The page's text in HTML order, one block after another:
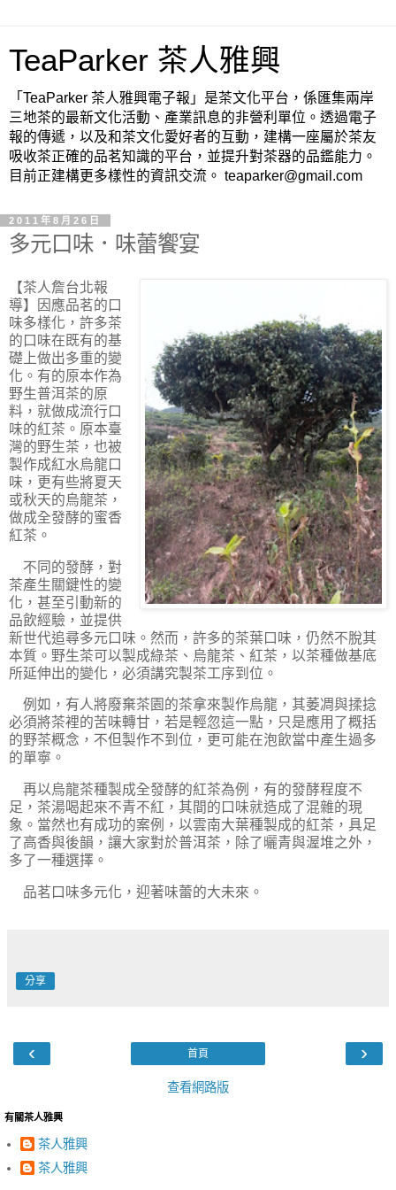
TeaParker 茶人雅興
「TeaParker 茶人雅興電子報」是茶文化平台，係匯集兩岸
三地茶的最新文化活動、產業訊息的非營利單位。透過電子
報的傳遞，以及和茶文化愛好者的互動，建構一座屬於茶友
吸收茶正確的品茗知識的平台，並提升對茶器的品鑑能力。
目前正建構更多樣性的資訊交流。 teaparker@gmail.com
2011年8月26日
多元口味．味蕾饗宴
【茶人詹台北報
導】
因應品茗的口
味多樣化，許多茶
的口味在既有的基
礎上做出多重的變
化。有的原本作為
野生普洱茶的原
料，就做成流行口
味的紅茶。原本臺
灣的野生茶，也被
製作成紅水烏龍口
味，更有些將夏天
或秋天的烏龍茶，
做成全發酵的蜜香
紅茶。
不同的發酵，對
茶產生關鍵性的變
化，甚至引動新的
品飲經驗，並提供
新世代追尋多元口味。然而，許多的茶葉口味，仍然不脫其
本質。野生茶可以製成綠茶、烏龍茶、紅茶，以茶種做基底
所延伸出的變化，必須講究製茶工序到位。
例如，有人將廢棄茶園的茶拿來製作烏龍，其萎凋與揉捻
必須將茶裡的苦味轉甘，若是輕忽這一點，只是應用了概括
的野茶概念，不但製作不到位，更可能在泡飲當中產生過多
的單寧。
再以烏龍茶種製成全發酵的紅茶為例，有的發酵程度不
足，茶湯喝起來不青不紅，其間的口味就造成了混雜的現
象。當然也有成功的案例，以雲南大葉種製成的紅茶，具足
了高香與後韻，讓大家對於普洱茶，除了曬青與渥堆之外，
多了一種選擇。
品茗口味多元化，迎著味蕾的大未來。
分享
‹ ›
首頁
查看網路版
有關茶人雅興
茶人雅興
茶人雅興